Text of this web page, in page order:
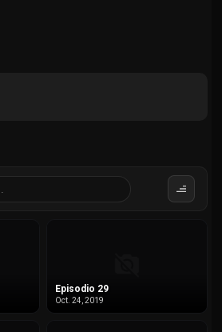
Episodio 29
Oct. 24, 2019